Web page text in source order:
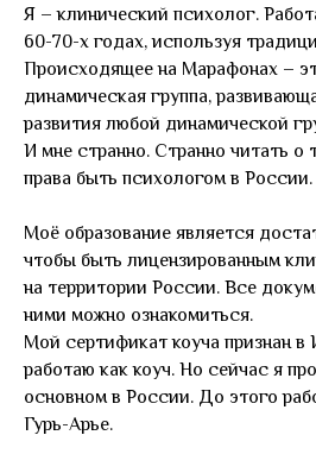
Я – клинический психолог.
60-70-х годах, используя
Происходящее на Марафонах –
динамическая группа,
развития любой динамической
И мне странно. Странно читать о
права быть психологом в
Моё образование является
чтобы быть лицензированным
на территории России. Все
ними можно ознакомиться.
Мой сертификат коуча признан в
работаю как коуч. Но сейчас я
основном в России. До этого
Гурь-Арье.